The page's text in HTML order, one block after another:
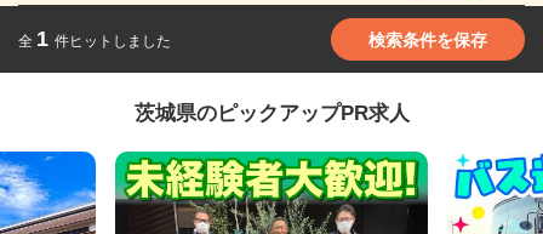
全 1 件ヒットしました 検索条件を保存
茨城県のピックアップPR求人